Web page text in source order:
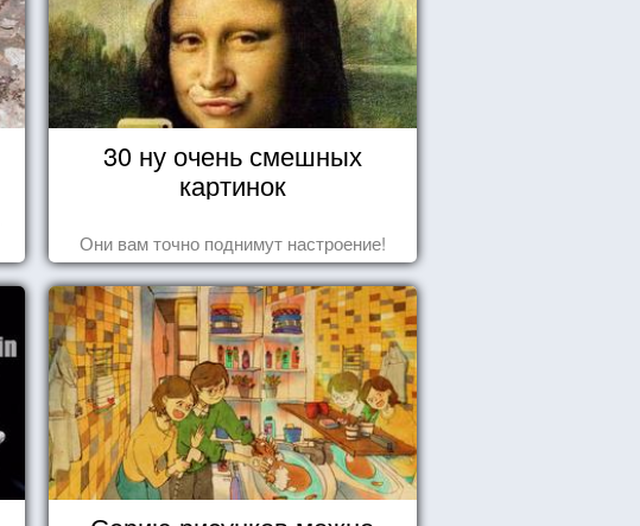
30 ну очень смешных
картинок
Они вам точно поднимут настроение!